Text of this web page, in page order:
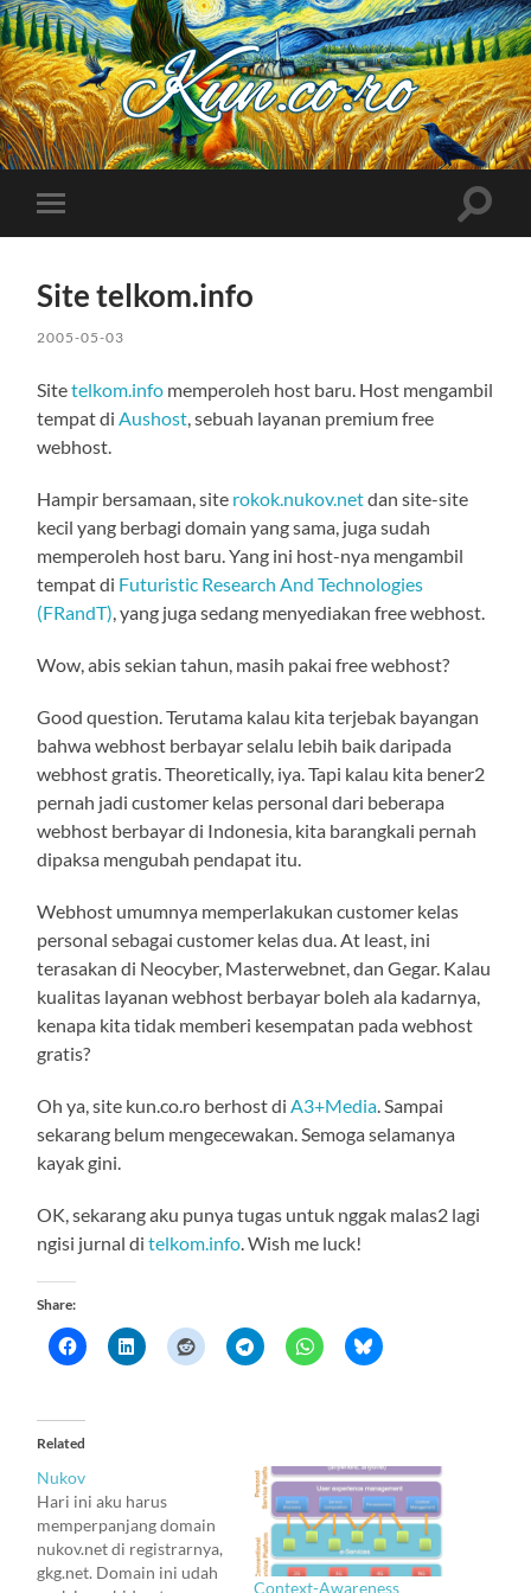
Kuncoro++
Toggle
mobile
Toggle
Site telkom.info
2005-05-03
Sitetelkom.info memperoleh host baru. Host mengambil
tempat di Aushost , sebuah layanan premium free
webhost.
Hampir bersamaan, site rokok.nukov.netdan site-site
kecil yang berbagi domain yang sama, juga sudah
memperoleh host baru. Yang ini host-nya mengambil
tempat di Futuristic Research And Technologies
(FRandT) , yang juga sedang menyediakan free webhost.
Wow, abis sekian tahun, masih pakai free webhost?
Good question. Terutama kalau kita terjebak bayangan
bahwa webhost berbayar selalu lebih baik daripada
webhost gratis. Theoretically, iya. Tapi kalau kita bener2
pernah jadi customer kelas personal dari beberapa
webhost berbayar di Indonesia, kita barangkali pernah
dipaksa mengubah pendapat itu.
Webhost umumnya memperlakukan customer kelas
personal sebagai customer kelas dua. At least, ini
terasakan di Neocyber, Masterwebnet, dan Gegar. Kalau
kualitas layanan webhost berbayar boleh ala kadarnya,
kenapa kita tidak memberi kesempatan pada webhost
gratis?
Oh ya, site kun.co.ro berhost di A3+Media . Sampai
sekarang belum mengecewakan. Semoga selamanya
kayak gini.
OK, sekarang aku punya tugas untuk nggak malas2 lagi
ngisi jurnal ditelkom.info . Wish me luck!
Share:
Related
Nukov
Hari ini aku harus
memperpanjang domain
nukov.net di registrarnya,
gkg.net. Domain ini udah
Context-Awareness